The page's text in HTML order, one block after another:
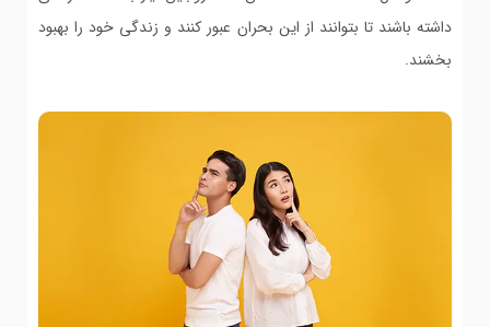
داشته باشند تا بتوانند از این بحران عبور کنند و زندگی خود را بهبود
بخشند.